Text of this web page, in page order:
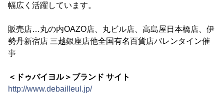
幅広く活躍しています。
販売店…丸の内OAZO店、丸ビル店、高島屋日本橋店、伊
勢丹新宿店 三越銀座店他全国有名百貨店バレンタイン催
事
＜ドゥバイヨル＞ブランド サイト
http://www.debailleul.jp/